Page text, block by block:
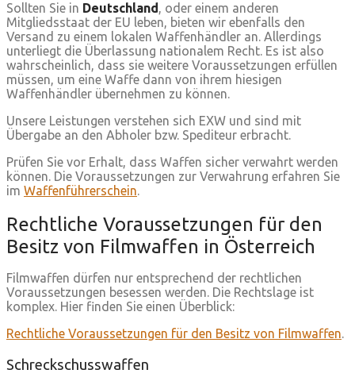
Sollten Sie in Deutschland, oder einem anderen
Mitgliedsstaat der EU leben, bieten wir ebenfalls den
Versand zu einem lokalen Waffenhändler an. Allerdings
unterliegt die Überlassung nationalem Recht. Es ist also
wahrscheinlich, dass sie weitere Voraussetzungen erfüllen
müssen, um eine Waffe dann von ihrem hiesigen
Waffenhändler übernehmen zu können.
Unsere Leistungen verstehen sich EXW und sind mit
Übergabe an den Abholer bzw. Spediteur erbracht.
Prüfen Sie vor Erhalt, dass Waffen sicher verwahrt werden
können. Die Voraussetzungen zur Verwahrung erfahren Sie
im Waffenführerschein.
Rechtliche Voraussetzungen für den
Besitz von Filmwaffen in Österreich
Filmwaffen dürfen nur entsprechend der rechtlichen
Voraussetzungen besessen werden. Die Rechtslage ist
komplex. Hier finden Sie einen Überblick:
Rechtliche Voraussetzungen für den Besitz von Filmwaffen.
Schreckschusswaffen